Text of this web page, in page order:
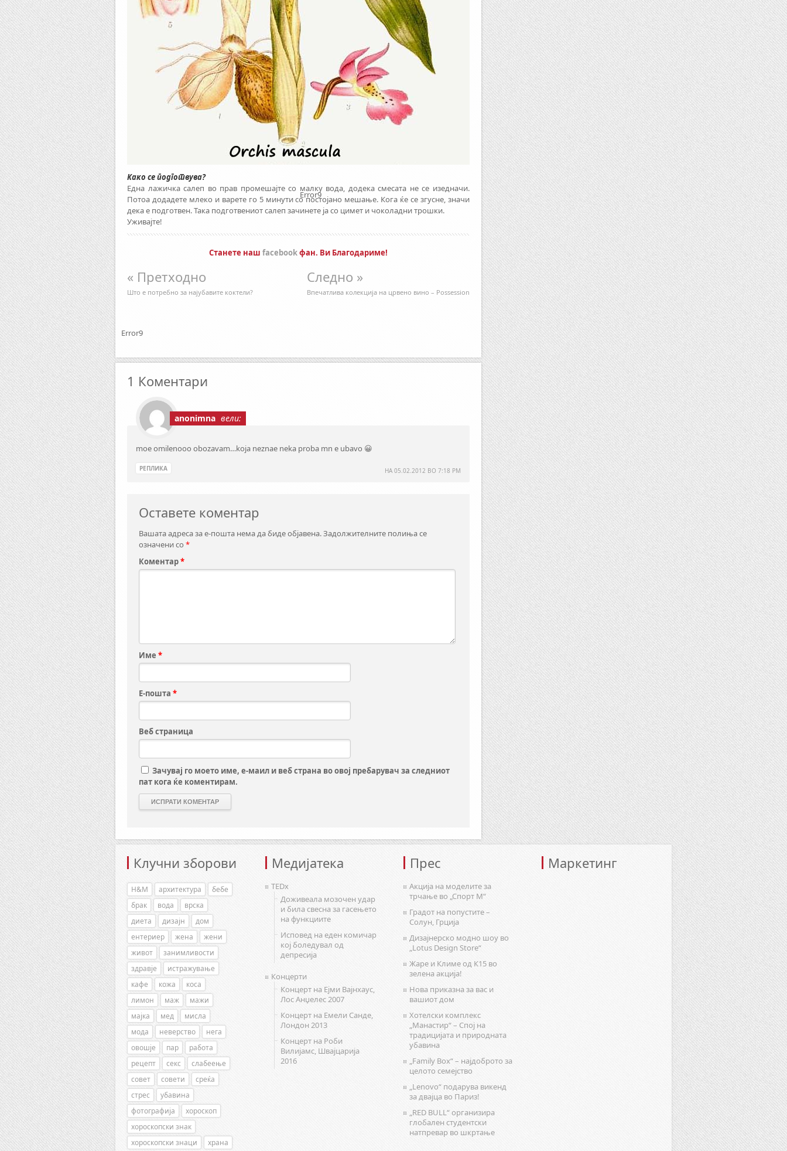
Како се подготвува?
Една лажичка салеп во прав промешајте со малку вода, додека смесата не се изедначи.
Потоа додадете млеко и варете го 5 минути со постојано мешање. Кога ќе се згусне, значи
дека е подготвен. Така подготвениот салеп зачинете ја со цимет и чоколадни трошки.
Уживајте!
Станете наш facebookфан. Ви Благодариме!
« Претходно
Што е потребно за најубавите коктели?
Следно »
Впечатлива колекција на црвено вино – Possession
Error9
Error9
1 Коментари
anonimna вели:
moe omilenooo obozavam…koja neznae neka proba mn e ubavo 😀
НА 05.02.2012 ВО 7:18 PM
РЕПЛИКА
Оставете коментар
Вашата адреса за е-пошта нема да биде објавена.Задолжителните полиња се
означени со *
Коментар*
Име *
Е-пошта *
Веб страница
Зачувај го моето име, е-маил и веб страна во овој пребарувач за следниот
пат кога ќе коментирам.
Клучни зборови
H&M архитектура
бебе
брак
вода
врска
диета
дизајн
дом
ентериер
жена
жени
живот
занимливости
здравје
истражување
кафе
кожа
коса
лимон
маж
мажи
мајка
мед
мисла
мода
неверство
нега
овошје
пар
работа
рецепт
секс
слабеење
совет
совети
среќа
стрес
убавина
фотографија
хороскоп
хороскопски знак
хороскопски знаци
храна
Медијатека
TEDx
Доживеала мозочен удар
и била свесна за гасењето
на функциите
Исповед на еден комичар
кој боледувал од
депресија
Концерти
Концерт на Ејми Вајнхаус,
Лос Анџелес 2007
Концерт на Емели Санде,
Лондон 2013
Концерт на Роби
Вилијамс, Швајцарија
2016
Прес
Акција на моделите за
трчање во „Спорт М“
Градот на попустите –
Солун, Грција
Дизајнерско модно шоу во
„Lotus Design Store“
Жаре и Климе од К15 во
зелена акција!
Нова приказна за вас и
вашиот дом
Хотелски комплекс
„Манастир“ – Спој на
традицијата и природната
убавина
„Family Box“ – најдоброто за
целото семејство
„Lenovo“ подарува викенд
за двајца во Париз!
„RED BULL“ организира
глобален студентски
натпревар во шкртање
Маркетинг